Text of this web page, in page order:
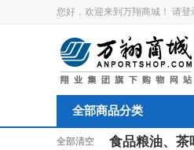
您好，欢迎来到万翔商城！ 请登
全部商品分类
全部清空 食品粮油、茶